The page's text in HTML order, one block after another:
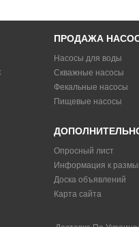
ПРОДАЖА
Насосы для воды
Скважные насосы
Фекальные насосы
Пищевые насосы
Опросный лист
Информация к
Доска объявлений
Карта сайта